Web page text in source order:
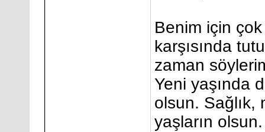
Benim için
karşısında
zaman
Yeni yaşında
olsun. Sağlık,
yaşların olsun.